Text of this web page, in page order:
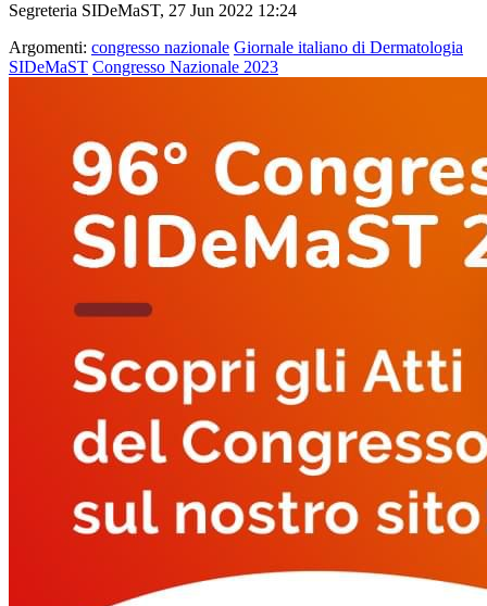
Segreteria SIDeMaST, 27 Jun 2022 12:24
Argomenti: congresso nazionale Giornale italiano di Dermatologia
SIDeMaST Congresso Nazionale 2023